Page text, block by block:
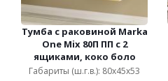
Тумба с раковиной Marka
One Mix 80П ПП с 2
ящиками, коко боло
Габариты (ш.г.в.): 80x45x53